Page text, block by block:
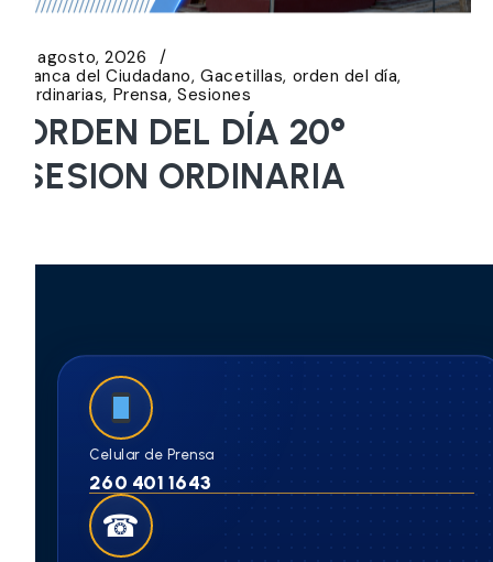
5 agosto, 2026
Banca del Ciudadano Gacetillas orden del día
Ordinarias Prensa Sesiones
ORDEN DEL DÍA 20°
SESION ORDINARIA
Celular de Prensa
260 401 1643
☎